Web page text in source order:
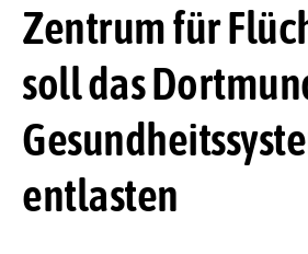
Zentrum für
soll das
entlasten